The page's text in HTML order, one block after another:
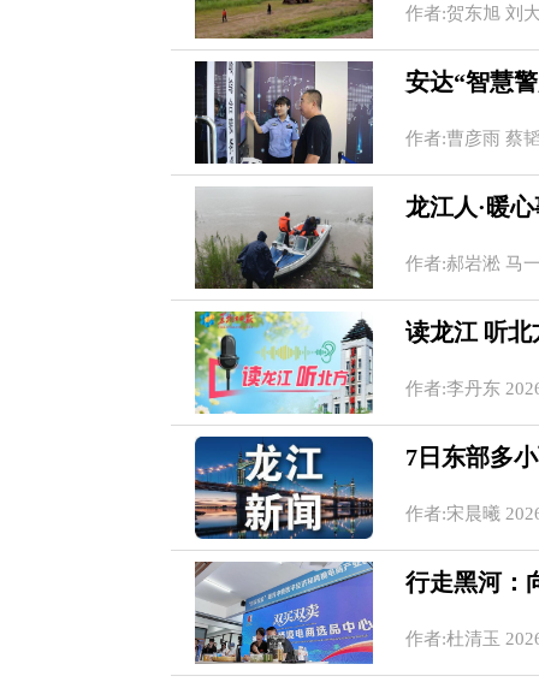
作者:贺东旭 刘
安达“智慧
作者:曹彦雨 蔡
龙江人·暖
作者:郝岩淞 马
读龙江 听北
作者:李丹东
7日东部多
作者:宋晨曦
行走黑河：
作者:杜清玉